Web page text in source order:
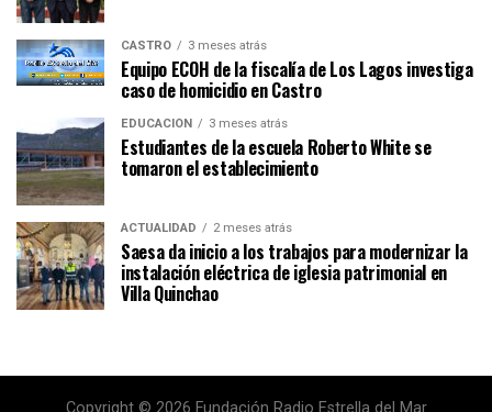
CASTRO 3 meses atrás
Equipo ECOH de la fiscalía de Los Lagos investiga
caso de homicidio en Castro
EDUCACIÓN 3 meses atrás
Estudiantes de la escuela Roberto White se
tomaron el establecimiento
ACTUALIDAD 2 meses atrás
Saesa da inicio a los trabajos para modernizar la
instalación eléctrica de iglesia patrimonial en
Villa Quinchao
Copyright © 2026 Fundación Radio Estrella del Mar